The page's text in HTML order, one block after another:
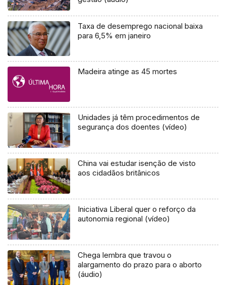
Taxa de desemprego nacional baixa
para 6,5% em janeiro
Madeira atinge as 45 mortes
Unidades já têm procedimentos de
segurança dos doentes (vídeo)
China vai estudar isenção de visto
aos cidadãos britânicos
Iniciativa Liberal quer o reforço da
autonomia regional (vídeo)
Chega lembra que travou o
alargamento do prazo para o aborto
(áudio)